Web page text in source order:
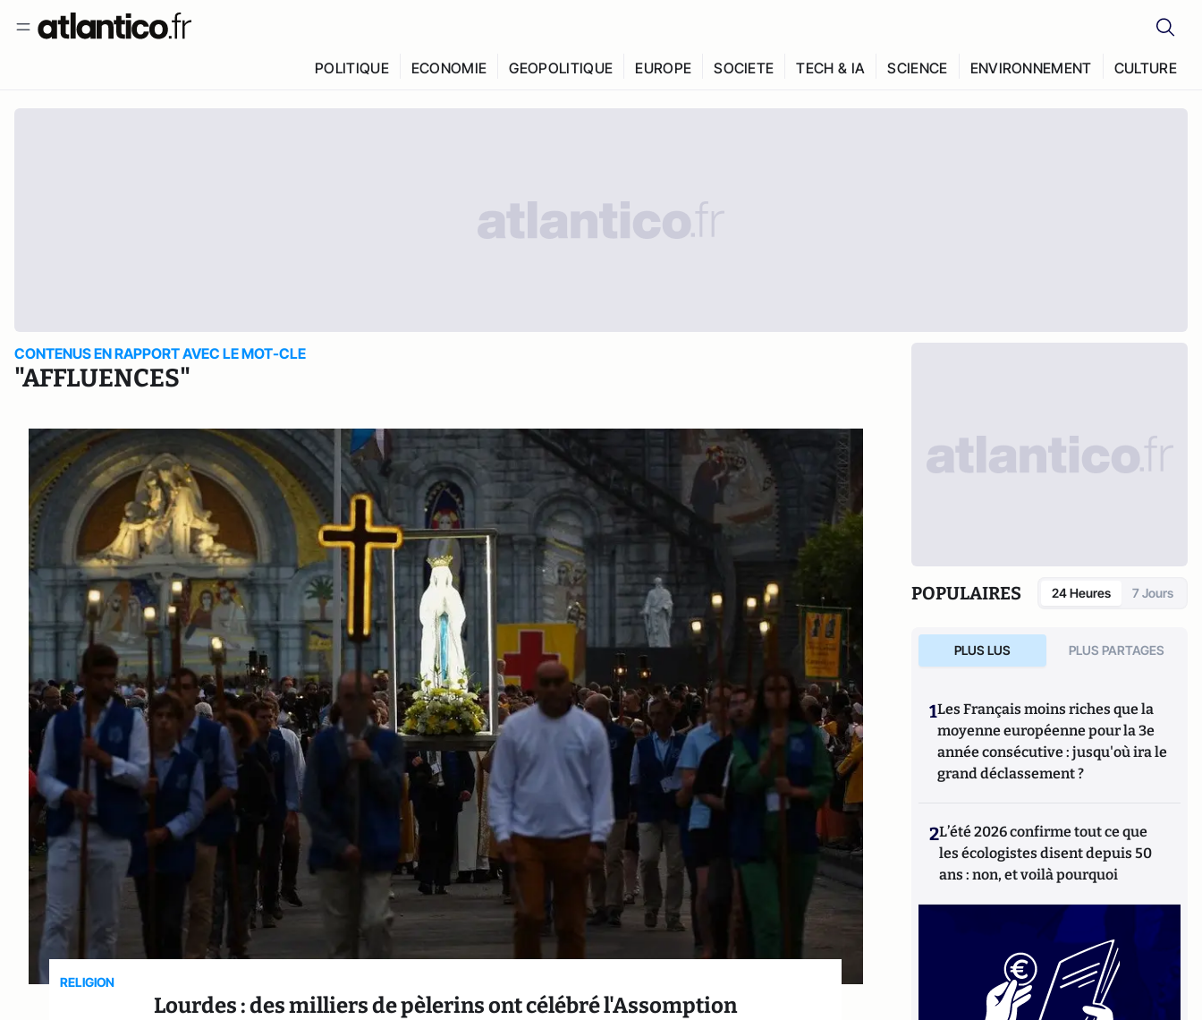
POLITIQUE ECONOMIE GEOPOLITIQUE EUROPE SOCIETE TECH & IA SCIENCE ENVIRONNEMENT CULTURE
CONTENUS EN RAPPORT AVEC LE MOT-CLE
"AFFLUENCES"
RELIGION
Lourdes : des milliers de pèlerins ont célébré l'Assomption
POPULAIRES 24 Heures 7 Jours
PLUS LUS PLUS PARTAGES
1Les Français moins riches que la
moyenne européenne pour la 3e
année consécutive : jusqu'où ira le
grand déclassement ?
2L’été 2026 confirme tout ce que
les écologistes disent depuis 50
ans : non, et voilà pourquoi